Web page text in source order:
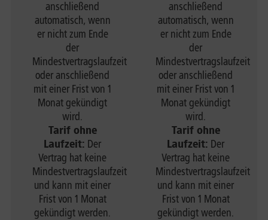
anschließend
automatisch, wenn
er nicht zum Ende
der
Mindestvertragslaufzeit
oder anschließend
mit einer Frist von 1
Monat gekündigt
wird.
Tarif ohne
Laufzeit: Der
Vertrag hat keine
Mindestvertragslaufzeit
und kann mit einer
Frist von 1 Monat
gekündigt werden.
anschließend
automatisch, wenn
er nicht zum Ende
der
Mindestvertragslaufzeit
oder anschließend
mit einer Frist von 1
Monat gekündigt
wird.
Tarif ohne
Laufzeit: Der
Vertrag hat keine
Mindestvertragslaufzeit
und kann mit einer
Frist von 1 Monat
gekündigt werden.